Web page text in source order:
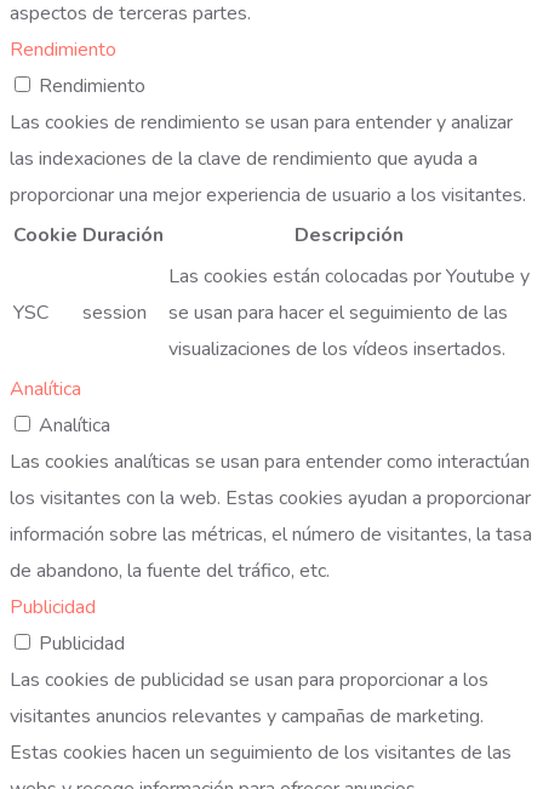
aspectos de terceras partes.
Rendimiento
Rendimiento
Las cookies de rendimiento se usan para entender y analizar
las indexaciones de la clave de rendimiento que ayuda a
proporcionar una mejor experiencia de usuario a los visitantes.
Cookie Duración Descripción
YSC session
Las cookies están colocadas por Youtube y
se usan para hacer el seguimiento de las
visualizaciones de los vídeos insertados.
Analítica
Analítica
Las cookies analíticas se usan para entender como interactúan
los visitantes con la web. Estas cookies ayudan a proporcionar
información sobre las métricas, el número de visitantes, la tasa
de abandono, la fuente del tráfico, etc.
Publicidad
Publicidad
Las cookies de publicidad se usan para proporcionar a los
visitantes anuncios relevantes y campañas de marketing.
Estas cookies hacen un seguimiento de los visitantes de las